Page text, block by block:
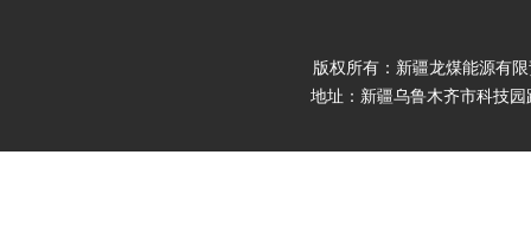
版权所有：新疆龙煤能源有限
地址：新疆乌鲁木齐市科技